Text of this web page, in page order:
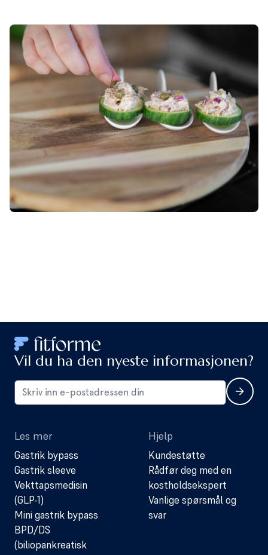
Vil du ha den nyeste informasjonen?
Les mer
Gastrik bypass
Gastrik sleeve
Vekttapsmedisin
(GLP-1)
Mini gastrik bypass
BPD/DS
(biliopankreatisk
Hjelp
Kundestøtte
Rådfør deg med en
kostholdsekspert
Vanlige spørsmål og
svar